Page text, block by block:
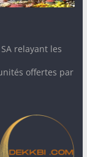
SA relayant les
offertes par